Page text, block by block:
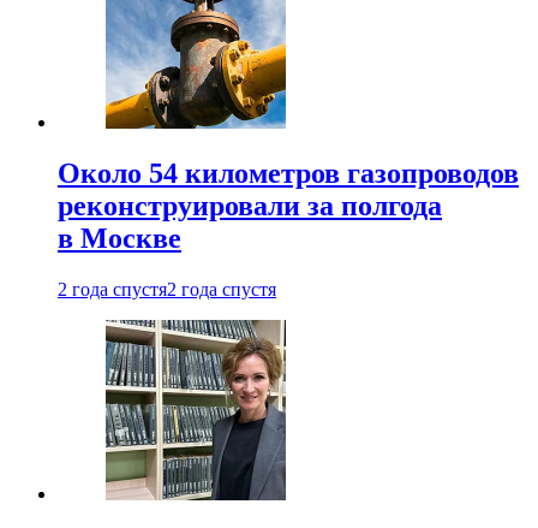
Около 54 километров газопроводов
реконструировали за полгода
в Москве
2 года спустя2 года спустя